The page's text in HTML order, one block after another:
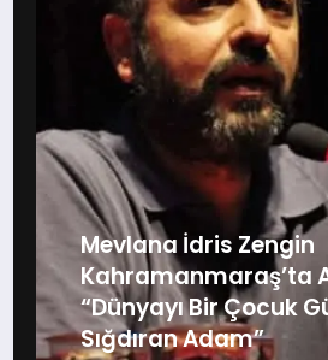
Mevlana İdris Zengin
Kahramanmaraş’ta
“Dünyayı Bir Çocuk
Sığdıran Adam”